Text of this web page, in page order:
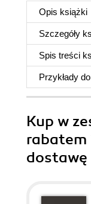
Opis książki
Szczegóły
Spis treści
Przykłady do
Kup w
rabatem
dostawę